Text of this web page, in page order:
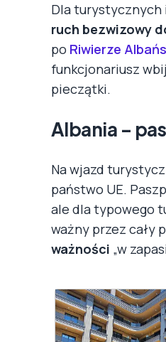
Dla turystycznych
ruch bezwizowy
po Riwierze
funkcjonariusz
pieczątki.
Albania –
Na wjazd
państwo UE.
ale dla typowego
ważny przez cały
ważności „w